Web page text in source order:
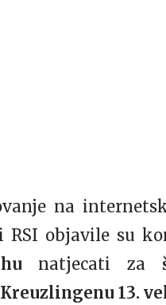
na
RSI objavile su
natjecati za
Kreuzlingenu 13.